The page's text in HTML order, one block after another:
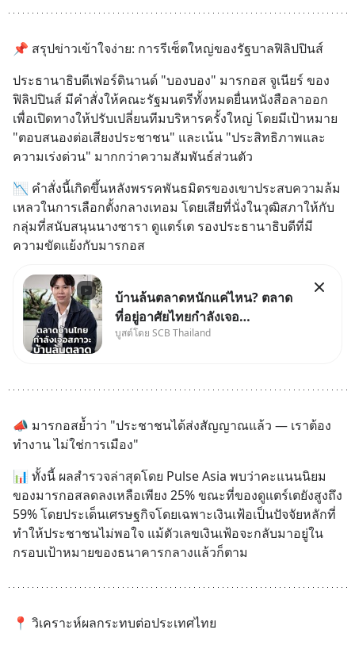
📌 สรุปข่าวเข้าใจง่าย: การรีเซ็ตใหญ่ของรัฐบาลฟิลิปปินส์
ประธานาธิบดีเฟอร์ดินานด์ "บองบอง" มารกอส จูเนียร์ ของ
ฟิลิปปินส์ มีคำสั่งให้คณะรัฐมนตรีทั้งหมดยื่นหนังสือลาออก
เพื่อเปิดทางให้ปรับเปลี่ยนทีมบริหารครั้งใหญ่ โดยมีเป้าหมาย
"ตอบสนองต่อเสียงประชาชน" และเน้น "ประสิทธิภาพและ
ความเร่งด่วน" มากกว่าความสัมพันธ์ส่วนตัว
📉 คำสั่งนี้เกิดขึ้นหลังพรรคพันธมิตรของเขาประสบความล้ม
เหลวในการเลือกตั้งกลางเทอม โดยเสียที่นั่งในวุฒิสภาให้กับ
กลุ่มที่สนับสนุนนางซารา ดูแตร์เต รองประธานาธิบดีที่มี
ความขัดแย้งกับมารกอส
บ้านล้นตลาดหนักแค่ไหน? ตลาด
ที่อยู่อาศัยไทยกำลังเจอ
Oversupply หนักกว่าที่คิด และ
#บ้านล้นตลาด #เศรษฐกิจไทย
สามารถดูคลิปท
บูสต์โดย SCB Thailand
📣 มารกอสย้ำว่า "ประชาชนได้ส่งสัญญาณแล้ว — เราต้อง
ทำงาน ไม่ใช่การเมือง"
📊 ทั้งนี้ ผลสำรวจล่าสุดโดย Pulse Asia พบว่าคะแนนนิยม
ของมารกอสลดลงเหลือเพียง 25% ขณะที่ของดูแตร์เตยังสูงถึง
59% โดยประเด็นเศรษฐกิจโดยเฉพาะเงินเฟ้อเป็นปัจจัยหลักที่
ทำให้ประชาชนไม่พอใจ แม้ตัวเลขเงินเฟ้อจะกลับมาอยู่ใน
กรอบเป้าหมายของธนาคารกลางแล้วก็ตาม
📍 วิเคราะห์ผลกระทบต่อประเทศไทย